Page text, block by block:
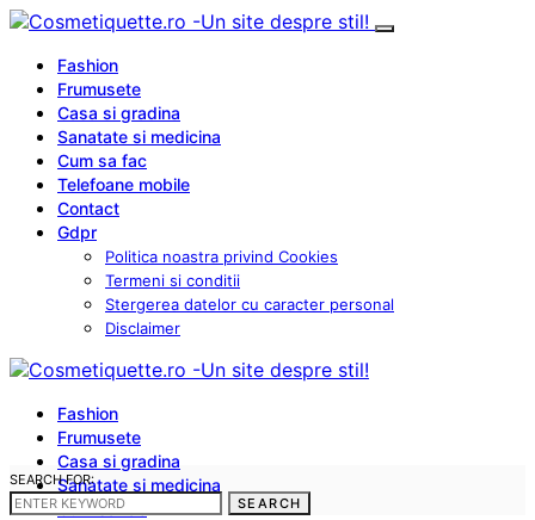
Fashion
Frumusete
Casa si gradina
Sanatate si medicina
Cum sa fac
Telefoane mobile
Contact
Gdpr
Politica noastra privind Cookies
Termeni si conditii
Stergerea datelor cu caracter personal
Disclaimer
Fashion
Frumusete
Casa si gradina
Sanatate si medicina
Cum sa fac
SEARCH FOR:
SEARCH